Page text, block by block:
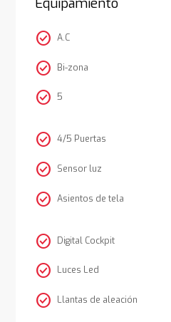
check_circle A.C
check_circle Bi-zona
check_circle 5
check_circle 4/5 Puertas
check_circle Sensor luz
check_circle Asientos de tela
check_circle Digital Cockpit
check_circle Luces Led
check_circle Llantas de aleación